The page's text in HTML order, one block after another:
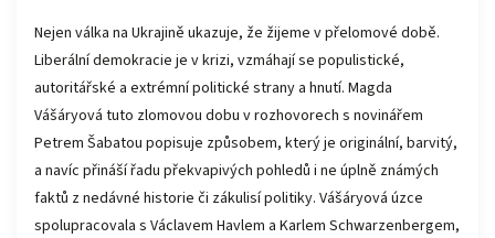
Nejen válka na Ukrajině ukazuje, že žijeme v přelomové době.
Liberální demokracie je v krizi, vzmáhají se populistické,
autoritářské a extrémní politické strany a hnutí. Magda
Vášáryová tuto zlomovou dobu v rozhovorech s novinářem
Petrem Šabatou popisuje způsobem, který je originální, barvitý,
a navíc přináší řadu překvapivých pohledů i ne úplně známých
faktů z nedávné historie či zákulisí politiky. Vášáryová úzce
spolupracovala s Václavem Havlem a Karlem Schwarzenbergem,